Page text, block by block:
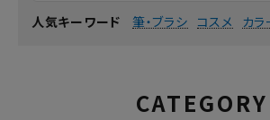
人気キーワード 筆・ブラシ コスメ カラ
CATEGORY